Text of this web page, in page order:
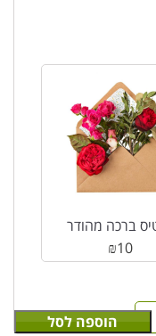
הוספה לסל
ברכה מהודר
₪10